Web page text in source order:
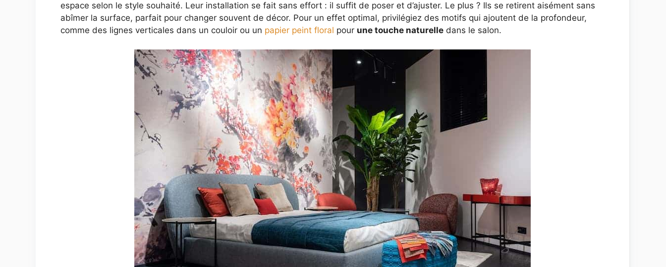
espace selon le style souhaité. Leur installation se fait sans effort : il suffit de poser et d’ajuster. Le plus ? Ils se retirent aisément sans
abîmer la surface, parfait pour changer souvent de décor. Pour un effet optimal, privilégiez des motifs qui ajoutent de la profondeur,
comme des lignes verticales dans un couloir ou un papier peint floral pour une touche naturelle dans le salon.